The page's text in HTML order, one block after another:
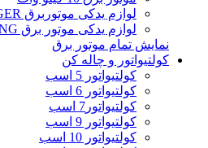
لوازم یدکی موتوربرق TIGER تایگر
لوازم یدکی موتور برق JIANG DONG جیانگ دونگ
نمایش تمام موتور برق
کولتیواتور و چاله کن
کولتیواتور 5 اسب
کولتیواتور 6 اسب
کولتیواتور7 اسب
کولتیواتور 9 اسب
کولتیواتور 10 اسب